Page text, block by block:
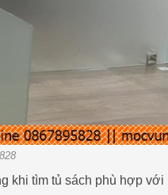
khi tìm tủ sách phù hợp với